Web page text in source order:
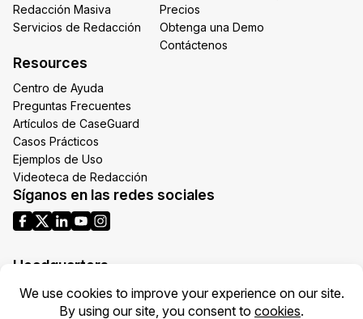
Redacción Masiva
Servicios de Redacción
Precios
Obtenga una Demo
Contáctenos
Resources
Centro de Ayuda
Preguntas Frecuentes
Artículos de CaseGuard
Casos Prácticos
Ejemplos de Uso
Videoteca de Redacción
Síganos en las redes sociales
Headquarters
1700 N Moore St Suite 1701
Arlington VA 22209